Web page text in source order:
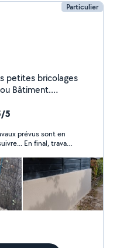
Particulier
Bâtiment.
5
prévus sont en
En final, travaux